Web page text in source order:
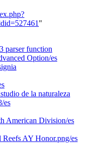
"
parser function
Option/es
de la naturaleza
es
American Division/es
AY Honor.png/es